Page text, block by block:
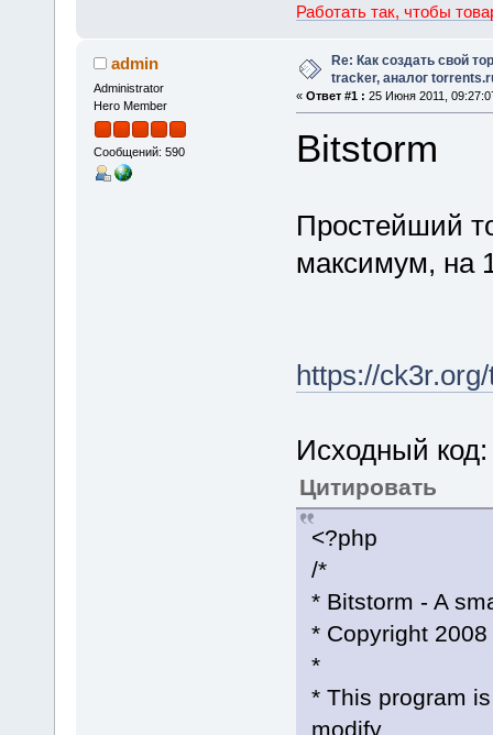
Работать так, чтобы
admin
Administrator
Hero Member
Сообщений: 590
Re: Как создать свой
tracker, аналог
« Ответ #1 : 25 Июня 2011,
Bitstorm
Простейший
максимум, на
https://
Исходный код:
Цитировать
<?php
/*
* Bitstorm - A
* Copyright
*
* This program
modify